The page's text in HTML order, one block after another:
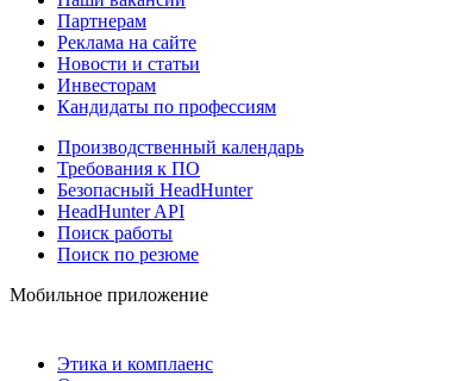
Партнерам
Реклама на сайте
Новости и статьи
Инвесторам
Кандидаты по профессиям
Производственный календарь
Требования к ПО
Безопасный HeadHunter
HeadHunter API
Поиск работы
Поиск по резюме
Мобильное приложение
Этика и комплаенс